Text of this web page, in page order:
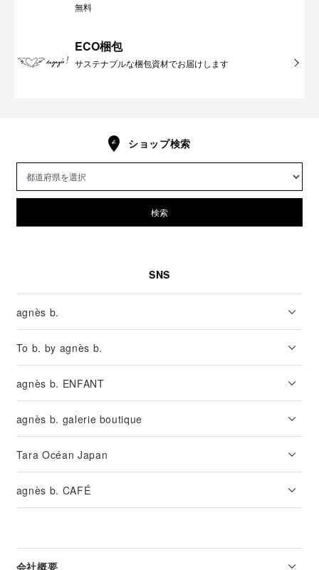
無料
ECO梱包
サステナブルな梱包資材でお届けします
ショップ検索
検索
SNS
agnès b.
To b. by agnès b.
agnès b. ENFANT
agnès b. galerie boutique
Tara Océan Japan
agnès b. CAFÉ
会社概要